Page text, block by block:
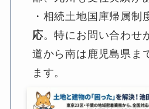
・相続土地国庫帰属制
応。特にお問い合わせ
道から南は鹿児島県ま
ます。